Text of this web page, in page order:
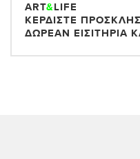
ART&LIFE
ΚΕΡΔΊΣΤΕ
ΔΩΡΕΆΝ ΕΙΣΙΤΉΡΙΑ